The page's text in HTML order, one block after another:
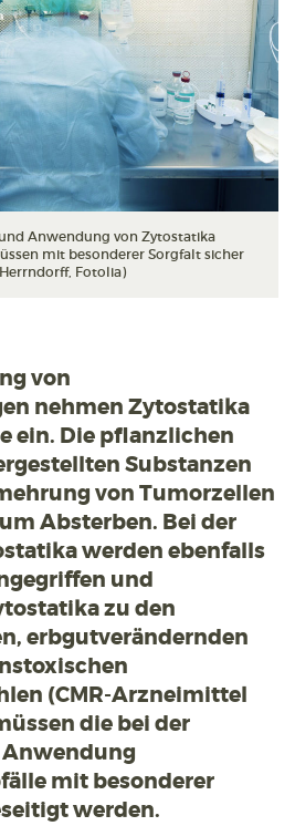
Anwendung von Zytostatika
mit besonderer Sorgfalt sicher
Fotolia)
von
nehmen Zytostatika
ein. Die pflanzlichen
Substanzen
von Tumorzellen
Absterben. Bei der
werden ebenfalls
und
zu den
erbgutverändernden
(CMR-Arzneimittel
die bei der
mit besonderer
werden.